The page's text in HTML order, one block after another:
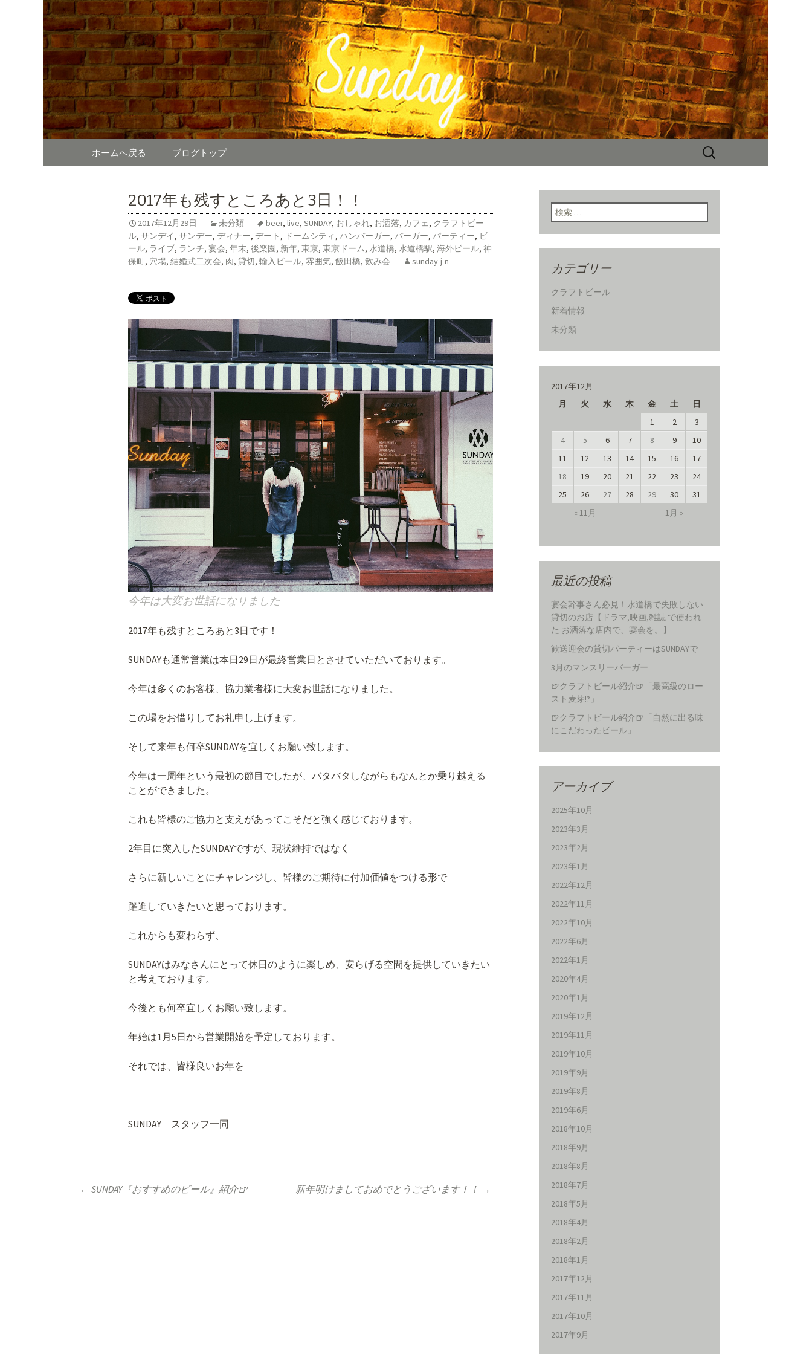
SUNDAY TIMES
東京、水道橋駅近くにある、カフェ「SUNDAY（サンデー）」。のNYスタイルの店内、人気のハンバー
ガーやステーキなどのお料理をご用意しております。カフェ、ランチ、ディナー、パーティーなど多
様なシーンに対応。新着情報を随時更新中。
コンテンツへ移動
ホームへ戻る ブログトップ
検
2017年も残すところあと3日！！
2017年12月29日 未分類 beer, live, SUNDAY, おしゃれ, お洒落, カフェ, クラフトビー
ル, サンデイ, サンデー, ディナー, デート , ドームシティ , ハンバーガー, バーガー, パーティー, ビ
ール, ライブ, ランチ, 宴会, 年末, 後楽園, 新年, 東京, 東京ドーム, 水道橋, 水道橋駅, 海外ビール, 神
保町, 穴場, 結婚式二次会, 肉, 貸切, 輸入ビール, 雰囲気, 飯田橋, 飲み会 sunday-j-n
今年は大変お世話になりました
2017年も残すところあと3日です！
SUNDAYも通常営業は本日29日が最終営業日とさせていただいております。
今年は多くのお客様、協力業者様に大変お世話になりました。
この場をお借りしてお礼申し上げます。
そして来年も何卒SUNDAYを宜しくお願い致します。
今年は一周年という最初の節目でしたが、バタバタしながらもなんとか乗り越える
ことができました。
これも皆様のご協力と支えがあってこそだと強く感じております。
2年目に突入したSUNDAYですが、現状維持ではなく
さらに新しいことにチャレンジし、皆様のご期待に付加価値をつける形で
躍進していきたいと思っております。
これからも変わらず、
SUNDAYはみなさんにとって休日のように楽しめ、安らげる空間を提供していきたい
と考えております。
今後とも何卒宜しくお願い致します。
年始は1月5日から営業開始を予定しております。
それでは、皆様良いお年を
SUNDAY スタッフ一同
← SUNDAY『おすすめのビール』紹介🍺 新年明けましておめでとうございます！！ →
検索:
カテゴリー
クラフトビール
新着情報
未分類
2017年12月
月
火 水 木 金 土 日
« 11月 1月 »
1 2
3
4
5 6 7 8 9
10
11
12 13 14 15 16
17
18
19 20 21 22 23
24
25
26 27 28 29 30 31
最近の投稿
宴会幹事さん必見！水道橋で失敗しない
貸切のお店【ドラマ,映画,雑誌 で使われ
た お洒落な店内で、宴会を。】
歓送迎会の貸切パーティーはSUNDAYで
3月のマンスリーバーガー
🍺クラフトビール紹介🍺「最高級のロー
スト麦芽!?」
🍺クラフトビール紹介🍺「自然に出る味
にこだわったビール」
アーカイブ
2025年10月
2023年3月
2023年2月
2023年1月
2022年12月
2022年11月
2022年10月
2022年6月
2022年1月
2020年4月
2020年1月
2019年12月
2019年11月
2019年10月
2019年9月
2019年8月
2019年6月
2018年10月
2018年9月
2018年8月
2018年7月
2018年5月
2018年4月
2018年2月
2018年1月
2017年12月
2017年11月
2017年10月
2017年9月